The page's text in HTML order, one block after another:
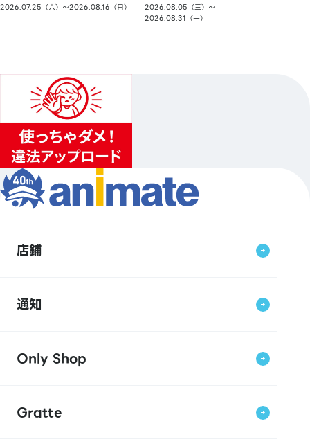
2026.07.25（六）〜2026.08.16（日）
2026.08.05（三）〜
2026.08.31（一）
店鋪
通知
Only Shop
Gratte